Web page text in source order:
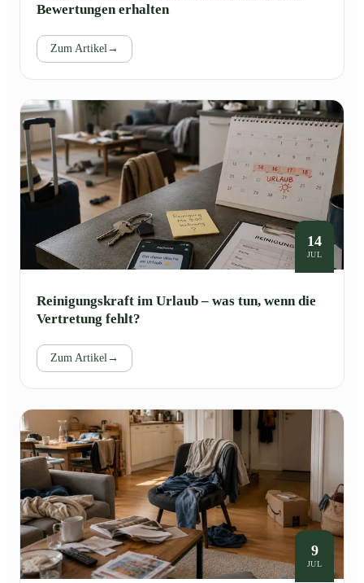
Bewertungen erhalten
Zum Artikel →
14
JUL
Reinigungskraft im Urlaub – was tun, wenn die
Vertretung fehlt?
Zum Artikel →
9
JUL